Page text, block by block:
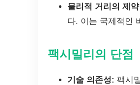
물리적 거리의 제
다. 이는 국제적인
팩시밀리의 단점
기술 의존성: 팩시